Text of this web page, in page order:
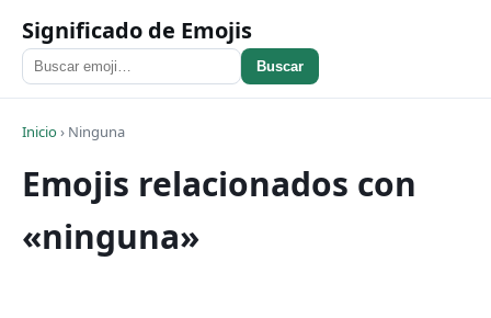
Significado de Emojis
Buscar
Inicio› Ninguna
Emojis relacionados con
«ninguna»